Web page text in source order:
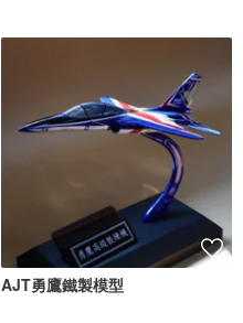
AJT勇鷹鐵製模型